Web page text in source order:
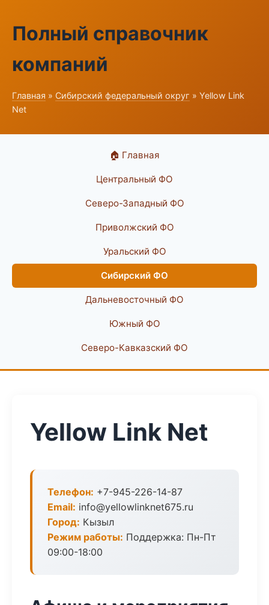
Полный справочник
компаний
Главная » Сибирский федеральный округ » Yellow Link
Net
🏠 Главная
Центральный ФО
Северо-Западный ФО
Приволжский ФО
Уральский ФО
Сибирский ФО
Дальневосточный ФО
Южный ФО
Северо-Кавказский ФО
Yellow Link Net
Телефон: +7-945-226-14-87
Email: info@yellowlinknet675.ru
Город: Кызыл
Режим работы: Поддержка: Пн-Пт
09:00-18:00